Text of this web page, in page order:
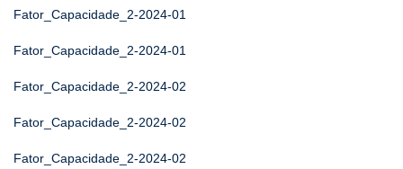
Fator_Capacidade_2-2024-01
Fator_Capacidade_2-2024-01
Fator_Capacidade_2-2024-02
Fator_Capacidade_2-2024-02
Fator_Capacidade_2-2024-02